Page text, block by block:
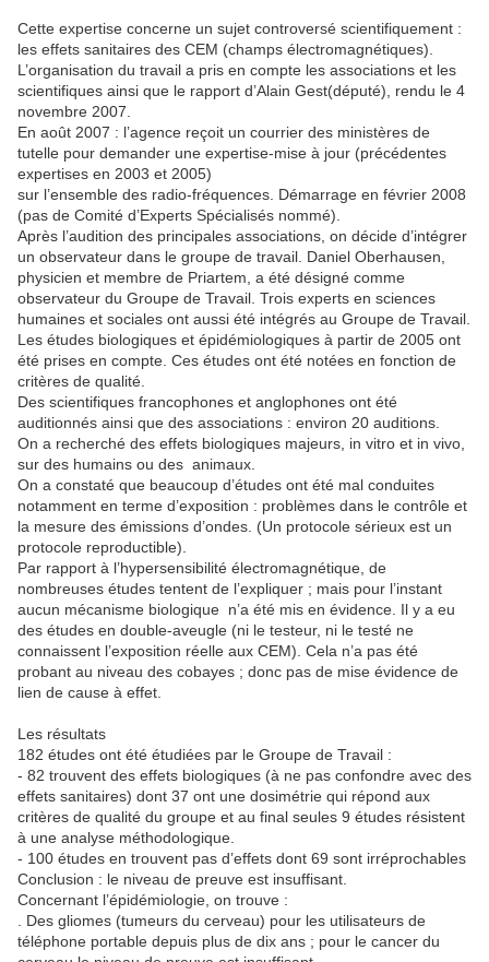
Cette expertise concerne un sujet controversé scientifiquement :
les effets sanitaires des CEM (champs électromagnétiques).
L’organisation du travail a pris en compte les associations et les
scientifiques ainsi que le rapport d’Alain Gest(député), rendu le 4
novembre 2007.
En août 2007 : l’agence reçoit un courrier des ministères de
tutelle pour demander une expertise-mise à jour (précédentes
expertises en 2003 et 2005)
sur l’ensemble des radio-fréquences. Démarrage en février 2008
(pas de Comité d’Experts Spécialisés nommé).
Après l’audition des principales associations, on décide d’intégrer
un observateur dans le groupe de travail. Daniel Oberhausen,
physicien et membre de Priartem, a été désigné comme
observateur du Groupe de Travail. Trois experts en sciences
humaines et sociales ont aussi été intégrés au Groupe de Travail.
Les études biologiques et épidémiologiques à partir de 2005 ont
été prises en compte. Ces études ont été notées en fonction de
critères de qualité.
Des scientifiques francophones et anglophones ont été
auditionnés ainsi que des associations : environ 20 auditions.
On a recherché des effets biologiques majeurs, in vitro et in vivo,
sur des humains ou des animaux.
On a constaté que beaucoup d’études ont été mal conduites
notamment en terme d’exposition : problèmes dans le contrôle et
la mesure des émissions d’ondes. (Un protocole sérieux est un
protocole reproductible).
Par rapport à l’hypersensibilité électromagnétique, de
nombreuses études tentent de l’expliquer ; mais pour l’instant
aucun mécanisme biologique n’a été mis en évidence. Il y a eu
des études en double-aveugle (ni le testeur, ni le testé ne
connaissent l’exposition réelle aux CEM). Cela n’a pas été
probant au niveau des cobayes ; donc pas de mise évidence de
lien de cause à effet.
Les résultats
182 études ont été étudiées par le Groupe de Travail :
- 82 trouvent des effets biologiques (à ne pas confondre avec des
effets sanitaires) dont 37 ont une dosimétrie qui répond aux
critères de qualité du groupe et au final seules 9 études résistent
à une analyse méthodologique.
- 100 études en trouvent pas d’effets dont 69 sont irréprochables
Conclusion : le niveau de preuve est insuffisant.
Concernant l’épidémiologie, on trouve :
. Des gliomes (tumeurs du cerveau) pour les utilisateurs de
téléphone portable depuis plus de dix ans ; pour le cancer du